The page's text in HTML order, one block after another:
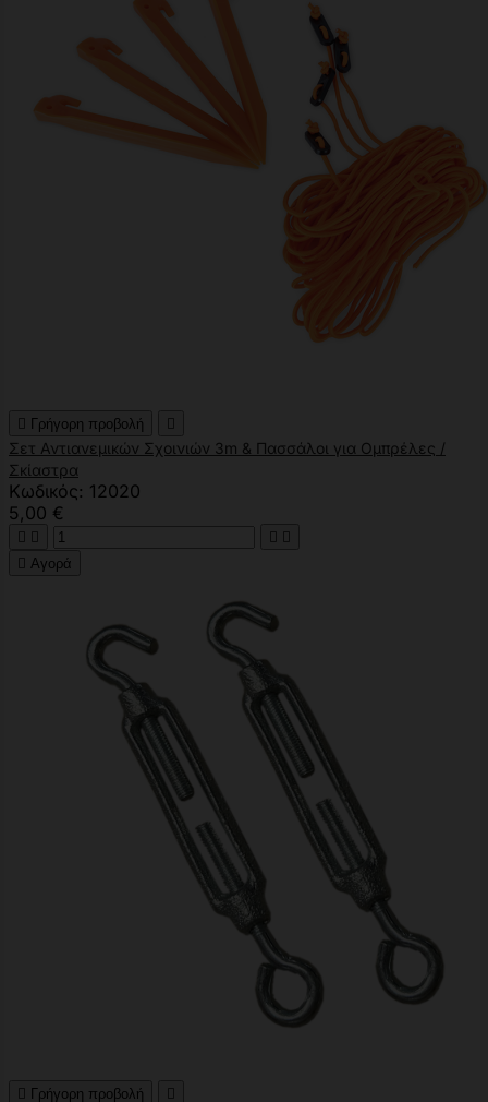
 Γρήγορη προβολή 
Σετ Αντιανεμικών Σχοινιών 3m & Πασσάλοι για Ομπρέλες /
Σκίαστρα
Κωδικός: 12020
5,00 €
   
 Αγορά
 Γρήγορη προβολή 